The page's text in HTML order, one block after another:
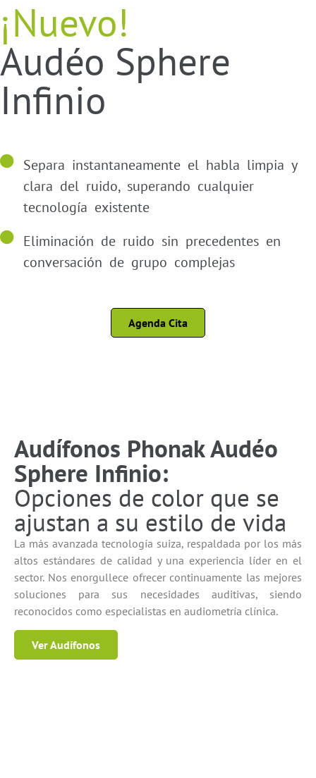
¡Nuevo!
Audéo Sphere
Infinio
Separa instantaneamente el habla limpia y
clara del ruido, superando cualquier
tecnología existente
Eliminación de ruido sin precedentes en
conversación de grupo complejas
Agenda Cita
Audífonos Phonak Audéo
Sphere Infinio:
Opciones de color que se
ajustan a su estilo de vida
La más avanzada tecnología suiza, respaldada por los más
altos estándares de calidad y una experiencia líder en el
sector. Nos enorgullece ofrecer continuamente las mejores
soluciones para sus necesidades auditivas, siendo
reconocidos como especialistas en audiometría clínica.
Ver Audífonos